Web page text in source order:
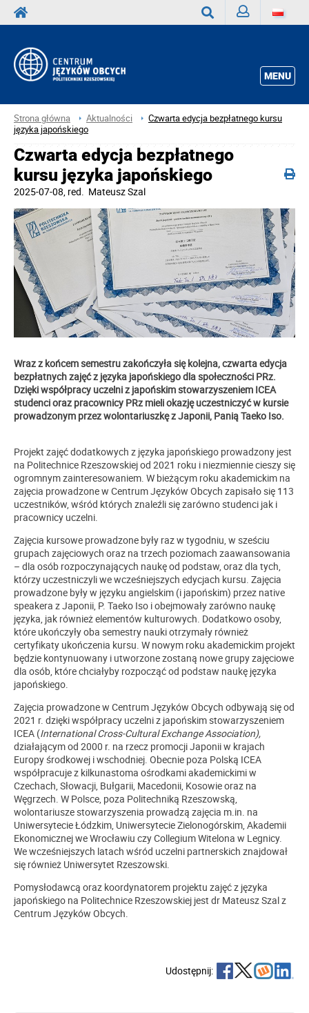
MENU
Strona główna Aktualności
Czwarta edycja bezpłatnego kursu
języka japońskiego
Czwarta edycja bezpłatnego
kursu języka japońskiego
2025-07-08, red. Mateusz Szal
Wraz z końcem semestru zakończyła się kolejna, czwarta edycja
bezpłatnych zajęć z języka japońskiego dla społeczności PRz.
Dzięki współpracy uczelni z japońskim stowarzyszeniem ICEA
studenci oraz pracownicy PRz mieli okazję uczestniczyć w kursie
prowadzonym przez wolontariuszkę z Japonii, Panią Taeko Iso.
Projekt zajęć dodatkowych z języka japońskiego prowadzony jest
na Politechnice Rzeszowskiej od 2021 roku i niezmiennie cieszy się
ogromnym zainteresowaniem. W bieżącym roku akademickim na
zajęcia prowadzone w Centrum Języków Obcych zapisało się 113
uczestników, wśród których znaleźli się zarówno studenci jak i
pracownicy uczelni.
Zajęcia kursowe prowadzone były raz w tygodniu, w sześciu
grupach zajęciowych oraz na trzech poziomach zaawansowania
– dla osób rozpoczynających naukę od podstaw, oraz dla tych,
którzy uczestniczyli we wcześniejszych edycjach kursu. Zajęcia
prowadzone były w języku angielskim (i japońskim) przez native
speakera z Japonii, P. Taeko Iso i obejmowały zarówno naukę
języka, jak również elementów kulturowych. Dodatkowo osoby,
które ukończyły oba semestry nauki otrzymały również
certyfikaty ukończenia kursu. W nowym roku akademickim projekt
będzie kontynuowany i utworzone zostaną nowe grupy zajęciowe
dla osób, które chciałyby rozpocząć od podstaw naukę języka
japońskiego.
Zajęcia prowadzone w Centrum Języków Obcych odbywają się od
2021 r. dzięki współpracy uczelni z japońskim stowarzyszeniem
ICEA (International Cross-Cultural Exchange Association),
działającym od 2000 r. na rzecz promocji Japonii w krajach
Europy środkowej i wschodniej. Obecnie poza Polską ICEA
współpracuje z kilkunastoma ośrodkami akademickimi w
Czechach, Słowacji, Bułgarii, Macedonii, Kosowie oraz na
Węgrzech. W Polsce, poza Politechniką Rzeszowską,
wolontariusze stowarzyszenia prowadzą zajęcia m.in. na
Uniwersytecie Łódzkim, Uniwersytecie Zielonogórskim, Akademii
Ekonomicznej we Wrocławiu czy Collegium Witelona w Legnicy.
We wcześniejszych latach wśród uczelni partnerskich znajdował
się również Uniwersytet Rzeszowski.
Pomysłodawcą oraz koordynatorem projektu zajęć z języka
japońskiego na Politechnice Rzeszowskiej jest dr Mateusz Szal z
Centrum Języków Obcych.
Udostępnij: